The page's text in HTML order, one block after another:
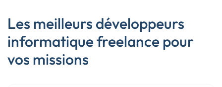
Les meilleurs développeurs
informatique freelance pour
vos missions